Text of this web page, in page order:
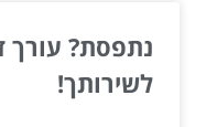
נתפסת? עורך
לשירותך!